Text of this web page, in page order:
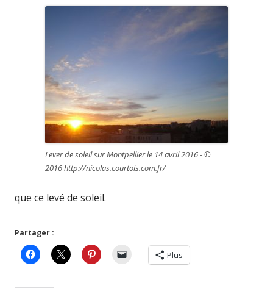
Lever de soleil sur Montpellier le 14 avril 2016 - ©
2016 http://nicolas.courtois.com.fr/
que ce levé de soleil.
Partager :
Plus